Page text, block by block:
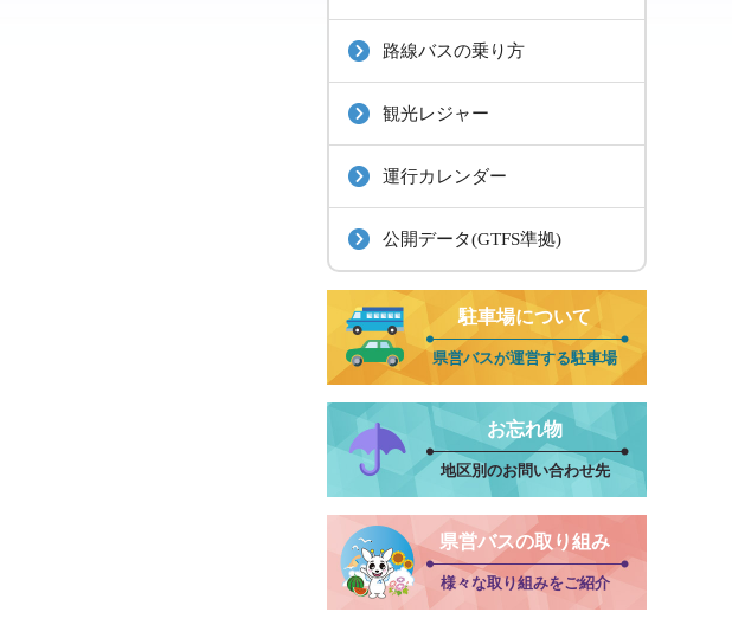
路線バスの乗り方
観光レジャー
運行カレンダー
公開データ(GTFS準拠)
駐車場について
県営バスが運営する駐車場
お忘れ物
地区別のお問い合わせ先
県営バスの取り組み
様々な取り組みをご紹介